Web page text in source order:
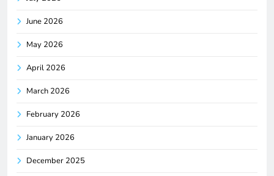
June 2026
May 2026
April 2026
March 2026
February 2026
January 2026
December 2025